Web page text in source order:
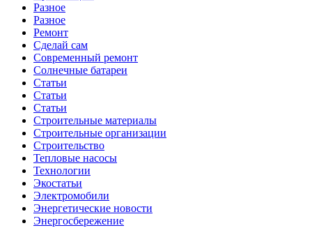
Разное
Разное
Ремонт
Сделай сам
Современный ремонт
Солнечные батареи
Статьи
Статьи
Статьи
Строительные материалы
Строительные организации
Строительство
Тепловые насосы
Технологии
Экостатьи
Электромобили
Энергетические новости
Энергосбережение